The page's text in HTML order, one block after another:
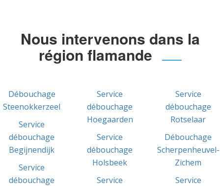
Nous intervenons dans la
région flamande
Débouchage
Steenokkerzeel
Service
débouchage
Begijnendijk
Service
débouchage
Service
débouchage
Hoegaarden
Service
débouchage
Holsbeek
Service
Service
débouchage
Rotselaar
Débouchage
Scherpenheuvel-
Zichem
Service